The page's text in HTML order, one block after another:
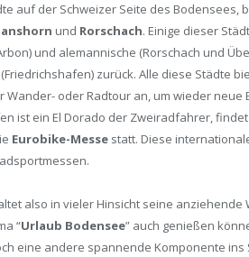
auf der Schweizer Seite des
und Rorschach. Einige dieser
und alemannische (Rorschach und
zurück. Alle diese Städte
Wander- oder Radtour an, um wieder
ist ein El Dorado der Zweiradfahrer,
Eurobike-Messe statt. Diese
also in vieler Hinsicht seine
“Urlaub Bodensee” auch genießen
eine andere spannende Komponente